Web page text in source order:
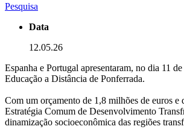
Pesquisa
Data
12.05.26
Espanha e Portugal apresentaram, no dia 11
Educação a Distância de Ponferrada.
Com um orçamento de 1,8 milhões de euros
Estratégia Comum de Desenvolvimento
dinamização socioeconômica das regiões